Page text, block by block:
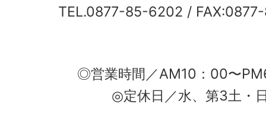
TEL.0877-85-6202 /
◎営業時間／AM10：00〜
◎定休日／水、第3土・